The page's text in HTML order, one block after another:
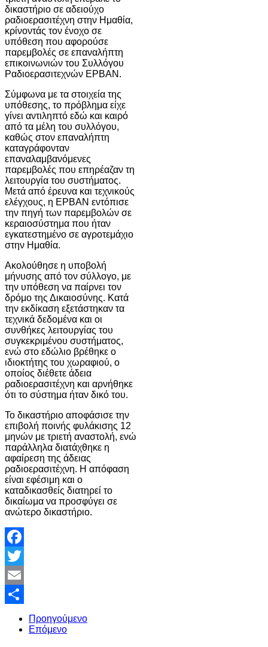
δικαστήριο σε αδειούχο
ραδιοερασιτέχνη στην Ημαθία,
κρίνοντάς τον ένοχο σε
υπόθεση που αφορούσε
παρεμβολές σε επαναλήπτη
επικοινωνιών του Συλλόγου
Ραδιοερασιτεχνών ΕΡΒΑΝ.
Σύμφωνα με τα στοιχεία της
υπόθεσης, το πρόβλημα είχε
γίνει αντιληπτό εδώ και καιρό
από τα μέλη του συλλόγου,
καθώς στον επαναλήπτη
καταγράφονταν
επαναλαμβανόμενες
παρεμβολές που επηρέαζαν τη
λειτουργία του συστήματος.
Μετά από έρευνα και τεχνικούς
ελέγχους, η ΕΡΒΑΝ εντόπισε
την πηγή των παρεμβολών σε
κεραιοσύστημα που ήταν
εγκατεστημένο σε αγροτεμάχιο
στην Ημαθία.
Ακολούθησε η υποβολή
μήνυσης από τον σύλλογο, με
την υπόθεση να παίρνει τον
δρόμο της Δικαιοσύνης. Κατά
την εκδίκαση εξετάστηκαν τα
τεχνικά δεδομένα και οι
συνθήκες λειτουργίας του
συγκεκριμένου συστήματος,
ενώ στο εδώλιο βρέθηκε ο
ιδιοκτήτης του χωραφιού, ο
οποίος διέθετε άδεια
ραδιοερασιτέχνη και αρνήθηκε
ότι το σύστημα ήταν δικό του.
Το δικαστήριο αποφάσισε την
επιβολή ποινής φυλάκισης 12
μηνών με τριετή αναστολή, ενώ
παράλληλα διατάχθηκε η
αφαίρεση της άδειας
ραδιοερασιτέχνη. Η απόφαση
είναι εφέσιμη και ο
καταδικασθείς διατηρεί το
δικαίωμα να προσφύγει σε
ανώτερο δικαστήριο.
Facebook
Twitter
Email
Share
Προηγούμενο
Επόμενο